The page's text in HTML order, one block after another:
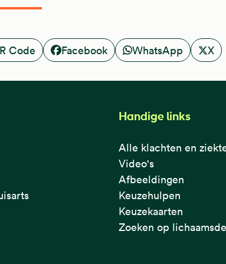
Code Facebook WhatsApp X
Handige links
Alle klachten en
Video's
Afbeeldingen
Keuzehulpen
Keuzekaarten
Zoeken op